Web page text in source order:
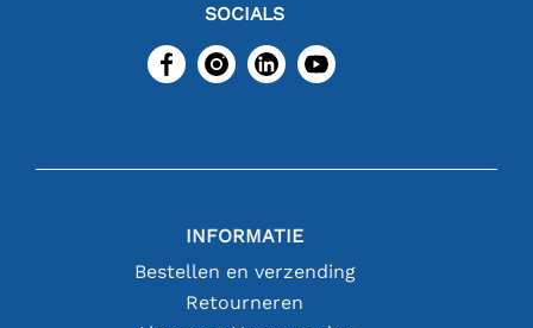
SOCIALS
INFORMATIE
Bestellen en verzending
Retourneren